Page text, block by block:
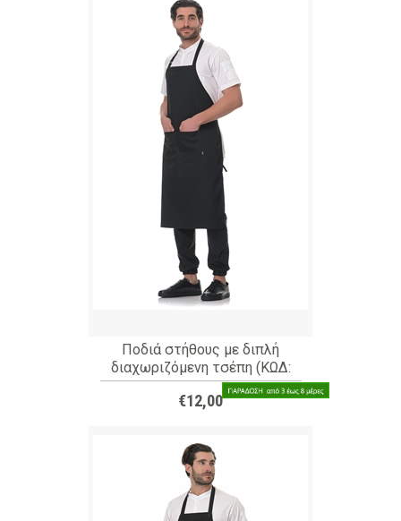
Ποδιά στήθους με διπλή
διαχωριζόμενη τσέπη (ΚΩΔ:
1A110D)
€12,00